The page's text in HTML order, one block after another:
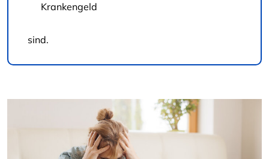
Krankengeld
sind.